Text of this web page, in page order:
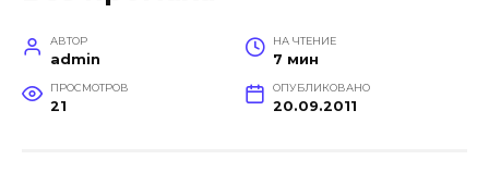
АВТОР
admin
НА ЧТЕНИЕ
7 мин
ПРОСМОТРОВ
21
ОПУБЛИКОВАНО
20.09.2011